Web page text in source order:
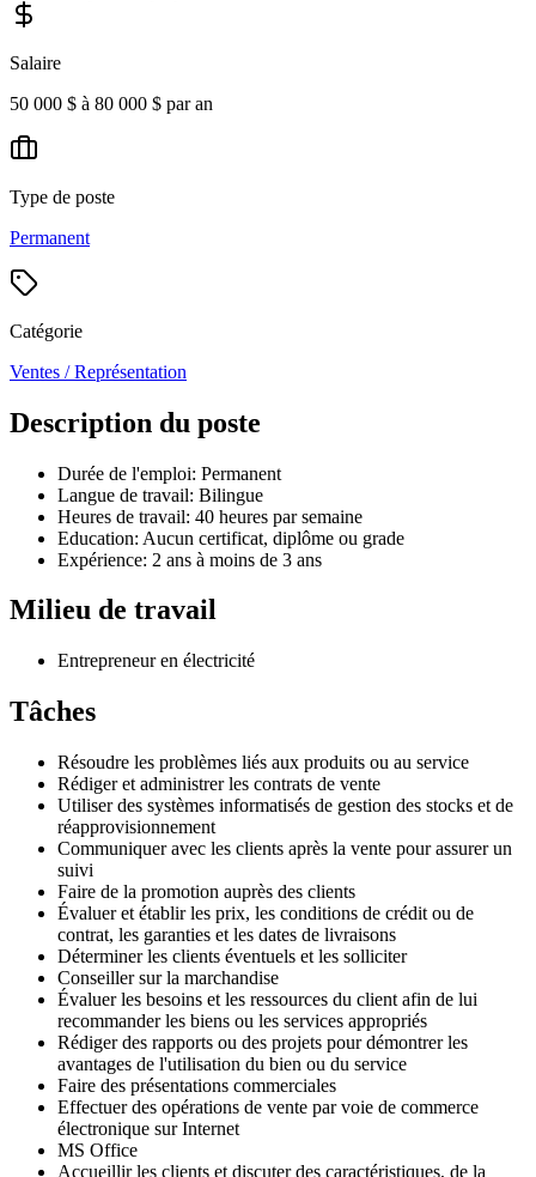
Salaire
50 000 $ à 80 000 $ par an
Type de poste
Permanent
Catégorie
Ventes / Représentation
Description du poste
Durée de l'emploi: Permanent
Langue de travail: Bilingue
Heures de travail: 40 heures par semaine
Education: Aucun certificat, diplôme ou grade
Expérience: 2 ans à moins de 3 ans
Milieu de travail
Entrepreneur en électricité
Tâches
Résoudre les problèmes liés aux produits ou au service
Rédiger et administrer les contrats de vente
Utiliser des systèmes informatisés de gestion des stocks et de
réapprovisionnement
Communiquer avec les clients après la vente pour assurer un
suivi
Faire de la promotion auprès des clients
Évaluer et établir les prix, les conditions de crédit ou de
contrat, les garanties et les dates de livraisons
Déterminer les clients éventuels et les solliciter
Conseiller sur la marchandise
Évaluer les besoins et les ressources du client afin de lui
recommander les biens ou les services appropriés
Rédiger des rapports ou des projets pour démontrer les
avantages de l'utilisation du bien ou du service
Faire des présentations commerciales
Effectuer des opérations de vente par voie de commerce
électronique sur Internet
MS Office
Accueillir les clients et discuter des caractéristiques, de la